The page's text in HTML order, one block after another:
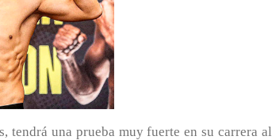
tendrá una prueba muy fuerte en su carrera al